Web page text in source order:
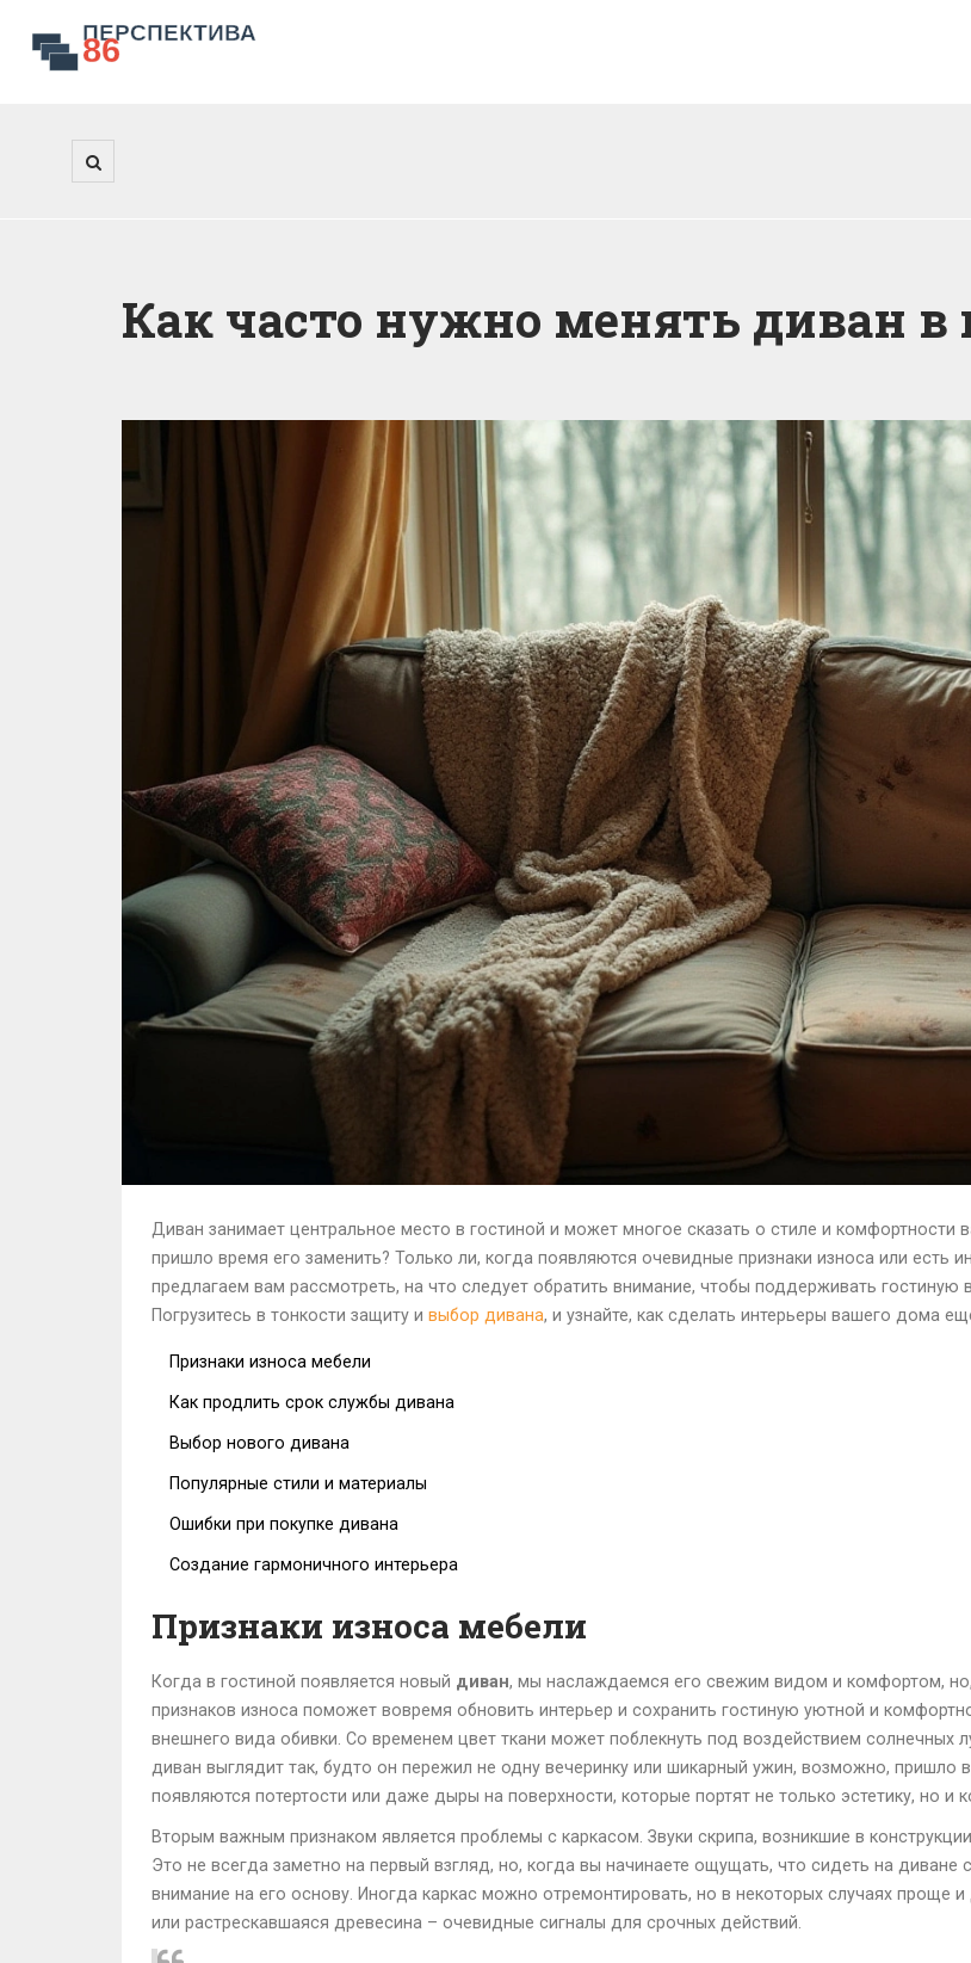
Как часто нужно менять диван в
Диван занимает центральное место в гостиной и может многое сказать о стиле и
пришло время его заменить? Только ли, когда появляются очевидные признаки износа или есть
предлагаем вам рассмотреть, на что следует обратить внимание, чтобы поддерживать
Погрузитесь в тонкости защиту и выбор дивана, и узнайте, как сделать интерьеры вашего дома
Признаки износа мебели
Как продлить срок службы дивана
Выбор нового дивана
Популярные стили и материалы
Ошибки при покупке дивана
Создание гармоничного интерьера
Признаки износа мебели
Когда в гостиной появляется новый диван, мы наслаждаемся его свежим видом и комфортом,
признаков износа поможет вовремя обновить интерьер и сохранить гостиную уютной и
внешнего вида обивки. Со временем цвет ткани может поблекнуть под воздействием солнечных
диван выглядит так, будто он пережил не одну вечеринку или шикарный ужин, возможно, пришло
появляются потертости или даже дыры на поверхности, которые портят не только эстетику, но и
Вторым важным признаком является проблемы с каркасом. Звуки скрипа, возникшие в
Это не всегда заметно на первый взгляд, но, когда вы начинаете ощущать, что сидеть на
внимание на его основу. Иногда каркас можно отремонтировать, но в некоторых случаях проще
или растрескавшаяся древесина – очевидные сигналы для срочных действий.